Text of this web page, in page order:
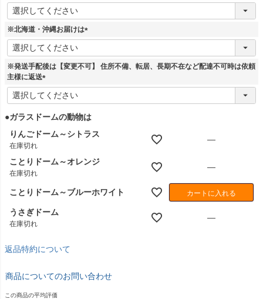
(
必
須
※北海道・沖縄お届けは
(
須
※発送手配後は【変更不可】 住所不備、転居、長期不在など配達不可時は依頼
主様に返送
(
必
●ガラスドームの動物は
りんごドーム～シトラス
在庫切れ
—
ことりドーム～オレンジ
在庫切れ
—
ことりドーム～ブルーホワイト カートに入れる
うさぎドーム
在庫切れ
—
返品特約について
商品についてのお問い合わせ